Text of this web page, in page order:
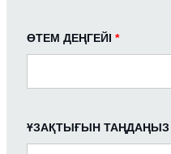
ӨТЕМ ДЕҢГЕЙІ *
ҰЗАҚТЫҒЫН ТАҢДАҢЫЗ